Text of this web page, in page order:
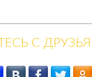
С